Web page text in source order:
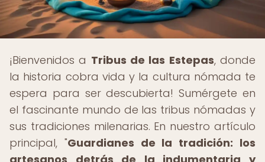
¡Bienvenidos a Tribus de las Estepas, donde
la historia cobra vida y la cultura nómada te
espera para ser descubierta! Sumérgete en
el fascinante mundo de las tribus nómadas y
sus tradiciones milenarias. En nuestro artículo
principal, "Guardianes de la tradición: los